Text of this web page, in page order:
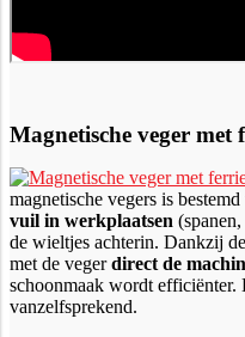
Magnetische veger met
magnetische vegers is
vuil in werkplaatsen
de wieltjes achterin. Dankzij
met de vegerdirect de
schoonmaak wordt efficiënter.
vanzelfsprekend.